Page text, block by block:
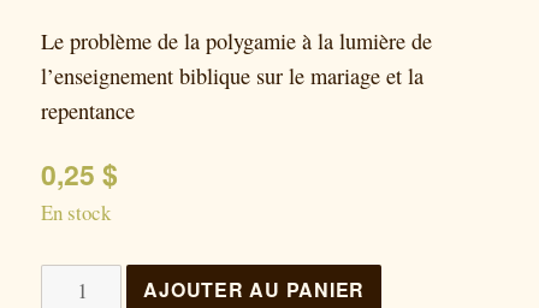
Le problème de la polygamie à la lumière de
l’enseignement biblique sur le mariage et la
repentance
0,25$
En stock
quantité
AJOUTER AU PANIER